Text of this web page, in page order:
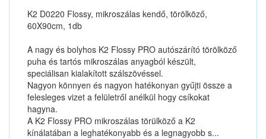
K2 D0220 Flossy, mikroszálas kendő, törölköző,
60X90cm, 1db
A nagy és bolyhos K2 Flossy PRO autószárító törölköző
puha és tartós mikroszálas anyagból készült,
speciálisan kialakított szálszövéssel.
Nagyon könnyen és nagyon hatékonyan gyűjti össze a
felesleges vizet a felületről anélkül hogy csíkokat
hagyna.
A K2 Flossy PRO mikroszálas törülköző a K2
kínálatában a leghatékonyabb és a legnagyobb s...